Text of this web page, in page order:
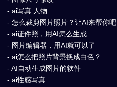
- ai写真 人物
- 怎么裁剪图片照片？让AI来帮你吧
- ai证件照，用AI怎么生成
- 图片编辑器，用AI就可以了
- ai怎么把照片背景换成白色？
- AI自动生成图片的软件
- ai性感写真